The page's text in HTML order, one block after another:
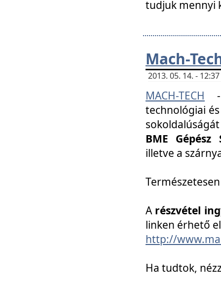
tudjuk mennyi
Mach-
2013. 05. 14. -
MACH-TECH
technológiai
BME
illetve a
A részvétel
linken érhető
http://
Ha tudtok,